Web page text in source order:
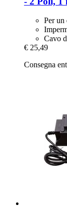
Per
Cavo
€ 25,49
Consegna